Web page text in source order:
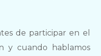
de participar en el
y cuando hablamos